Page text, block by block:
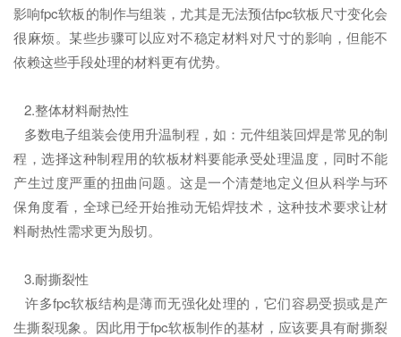
影响fpc软板的制作与组装，尤其是无法预估fpc软板尺寸变化会
很麻烦。某些步骤可以应对不稳定材料对尺寸的影响，但能不
依赖这些手段处理的材料更有优势。
2.整体材料耐热性
多数电子组装会使用升温制程，如：元件组装回焊是常见的制
程，选择这种制程用的软板材料要能承受处理温度，同时不能
产生过度严重的扭曲问题。这是一个清楚地定义但从科学与环
保角度看，全球已经开始推动无铅焊技术，这种技术要求让材
料耐热性需求更为殷切。
3.耐撕裂性
许多fpc软板结构是薄而无强化处理的，它们容易受损或是产
生撕裂现象。因此用于fpc软板制作的基材，应该要具有耐撕裂